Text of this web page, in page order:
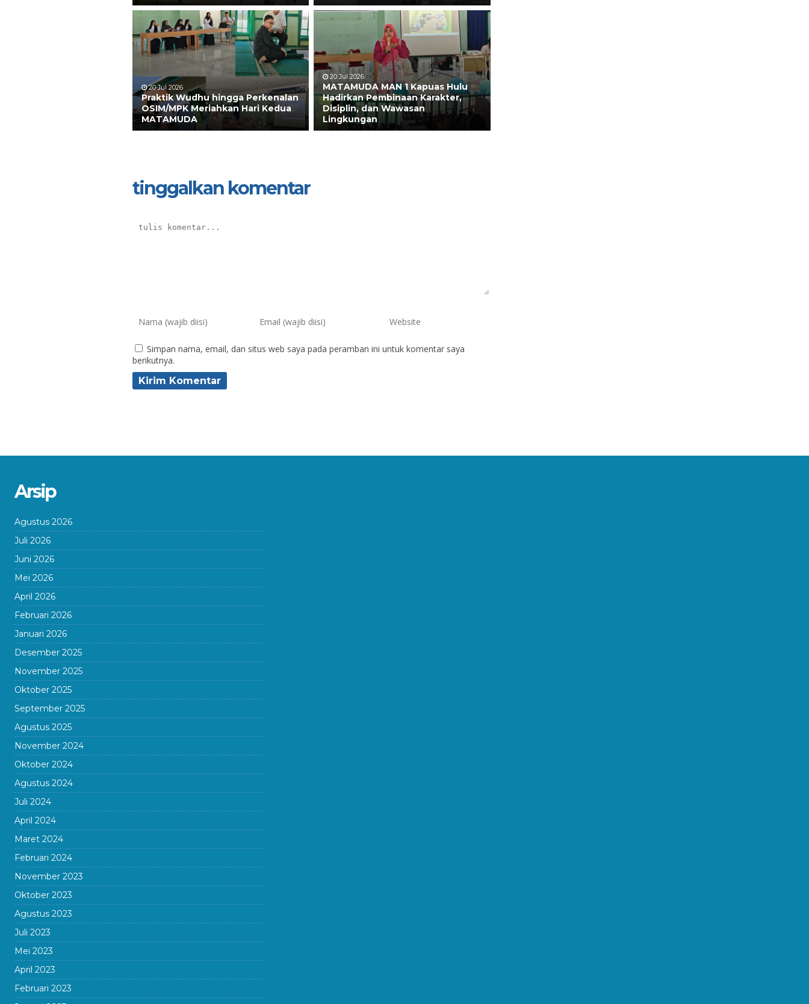
20 Jul 2026
Praktik Wudhu hingga Perkenalan
OSIM/MPK Meriahkan Hari Kedua
MATAMUDA
20 Jul 2026
MATAMUDA MAN 1 Kapuas Hulu
Hadirkan Pembinaan Karakter,
Disiplin, dan Wawasan
Lingkungan
tinggalkan komentar
Simpan nama, email, dan situs web saya pada peramban ini untuk komentar saya
berikutnya.
Arsip
Agustus 2026
Juli 2026
Juni 2026
Mei 2026
April 2026
Februari 2026
Januari 2026
Desember 2025
November 2025
Oktober 2025
September 2025
Agustus 2025
November 2024
Oktober 2024
Agustus 2024
Juli 2024
April 2024
Maret 2024
Februari 2024
November 2023
Oktober 2023
Agustus 2023
Juli 2023
Mei 2023
April 2023
Februari 2023